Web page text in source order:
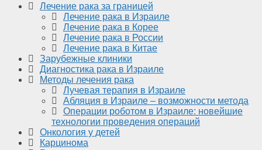
Лечение рака за границей
Лечение рака в Израиле
Лечение рака в Корее
Лечение рака в России
Лечение рака в Китае
Зарубежные клиники
Диагностика рака в Израиле
Методы лечения рака
Лучевая терапия в Израиле
Абляция в Израиле – возможности метода
Операции роботом в Израиле: новейшие
технологии проведения операций
Онкология у детей
Карцинома